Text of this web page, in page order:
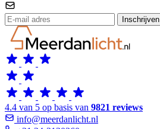
Inschrijven
4.4 van 5 op basis van 9821 reviews
info@meerdanlicht.nl